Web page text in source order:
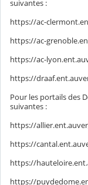
suivantes :
https://ac-
https://ac-
https://ac-
https://
Pour les portails des
suivantes :
https://
https://
https://
https://